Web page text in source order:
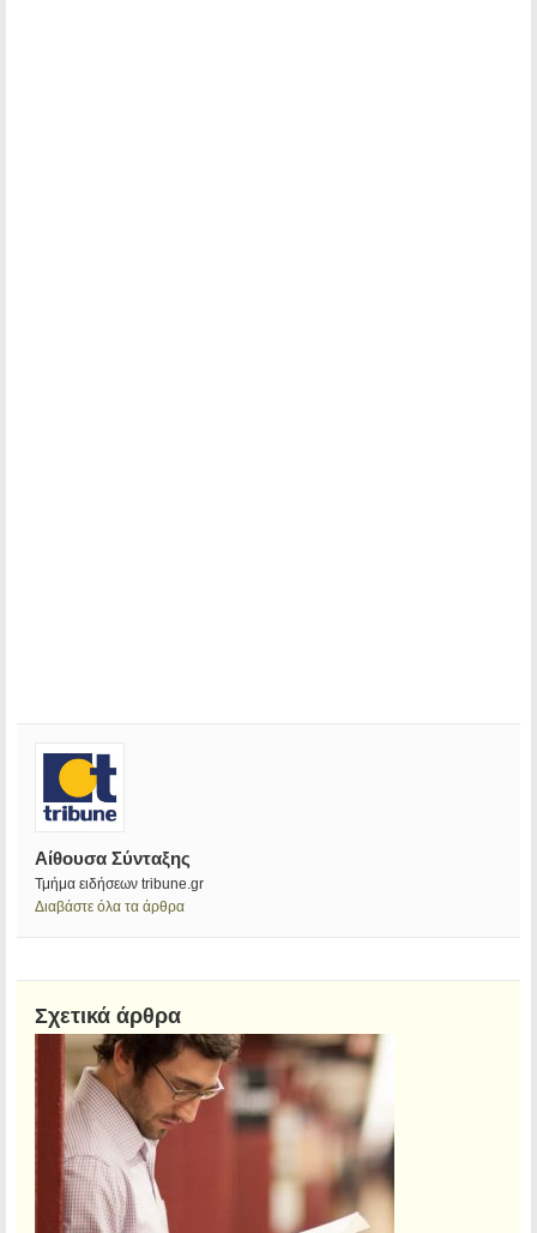
Αίθουσα Σύνταξης
Τμήμα ειδήσεων tribune.gr
Διαβάστε όλα τα άρθρα
Σχετικά άρθρα